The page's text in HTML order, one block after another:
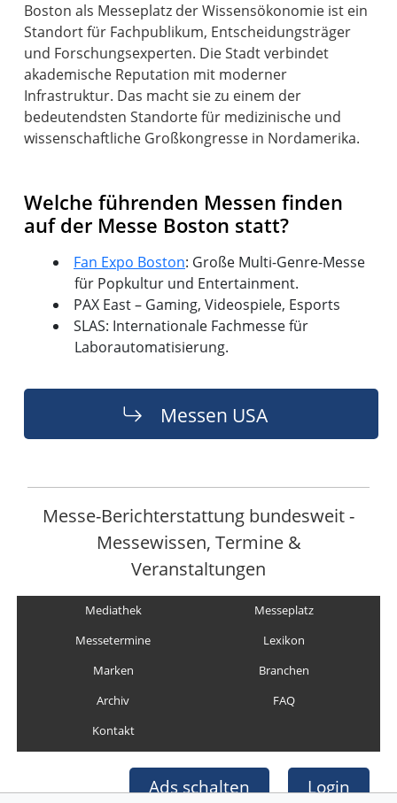
Boston als Messeplatz der Wissensökonomie ist ein
Standort für Fachpublikum, Entscheidungsträger
und Forschungsexperten. Die Stadt verbindet
akademische Reputation mit moderner
Infrastruktur. Das macht sie zu einem der
bedeutendsten Standorte für medizinische und
wissenschaftliche Großkongresse in Nordamerika.
Welche führenden Messen finden
auf der Messe Boston statt?
Fan Expo Boston: Große Multi-Genre-Messe
für Popkultur und Entertainment.
PAX East – Gaming, Videospiele, Esports
SLAS: Internationale Fachmesse für
Laborautomatisierung.
Messen USA
Messe-Berichterstattung bundesweit -
Messewissen, Termine &
Veranstaltungen
Mediathek
Messeplatz
Messetermine
Lexikon
Marken
Branchen
Archiv
FAQ
Kontakt
Ads schalten Login